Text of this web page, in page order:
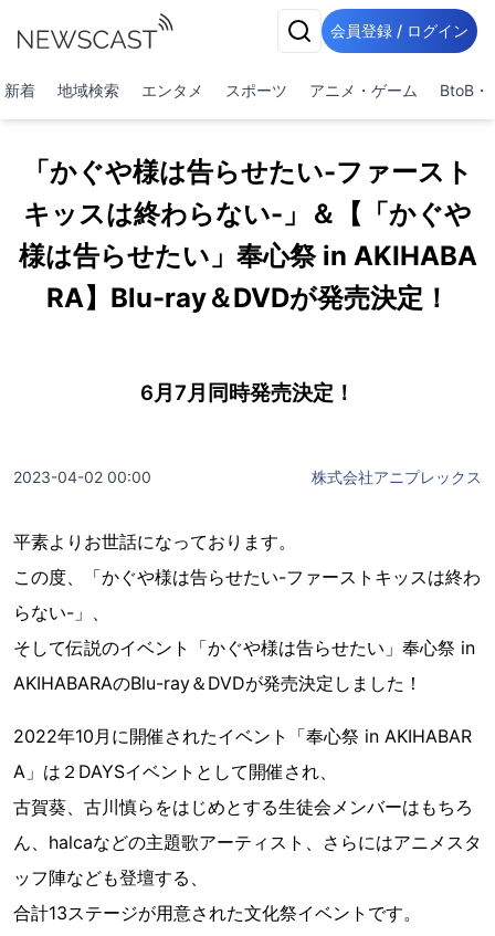
会員登録 / ログイン
新着 地域検索 エンタメ スポーツ アニメ・ゲーム BtoB・
「かぐや様は告らせたい-ファースト
キッスは終わらない-」＆【「かぐや
様は告らせたい」奉心祭 in AKIHABA
RA】Blu-ray＆DVDが発売決定！
6月7月同時発売決定！
2023-04-02 00:00 株式会社アニプレックス
平素よりお世話になっております。
この度、「かぐや様は告らせたい-ファーストキッスは終わ
らない-」、
そして伝説のイベント「かぐや様は告らせたい」奉心祭 in
AKIHABARAのBlu-ray＆DVDが発売決定しました！
2022年10月に開催されたイベント「奉心祭 in AKIHABAR
A」は２DAYSイベントとして開催され、
古賀葵、古川慎らをはじめとする生徒会メンバーはもちろ
ん、halcaなどの主題歌アーティスト、さらにはアニメスタ
ッフ陣なども登壇する、
合計13ステージが用意された文化祭イベントです。